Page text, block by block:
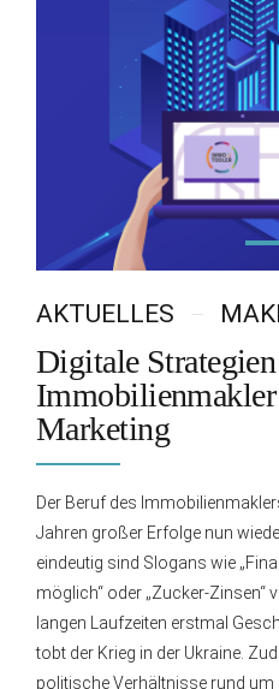
AKTUELLES
Digitale
Marketing
Der Beruf des
Jahren großer Erfolge nun
eindeutig sind Slogans wie
möglich“ oder „Zucker-Zinsen“
langen Laufzeiten erstmal
tobt der Krieg in der Ukraine.
politische Verhältnisse rund um